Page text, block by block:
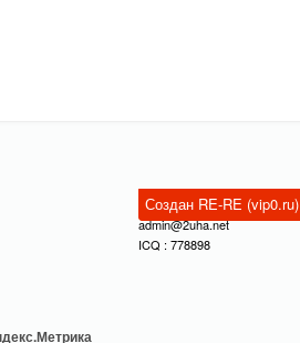
Создан RE-RE (vip0.ru)
admin@2uha.net
ICQ : 778898